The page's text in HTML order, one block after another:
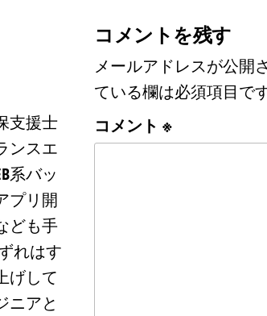
支援士
ンスエ
系バッ
プリ開
ども手
れはす
げして
ニアと
コメントを残す
メールアドレスが公開
ている欄は必須項目で
コメント ※